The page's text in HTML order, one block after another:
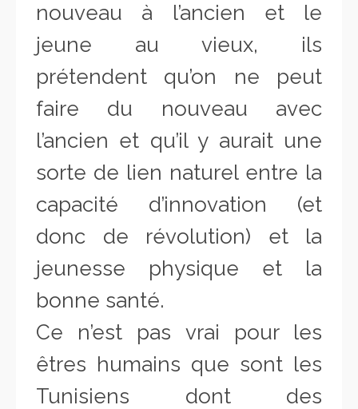
nouveau à l’ancien et le
jeune au vieux, ils
prétendent qu’on ne peut
faire du nouveau avec
l’ancien et qu’il y aurait une
sorte de lien naturel entre la
capacité d’innovation (et
donc de révolution) et la
jeunesse physique et la
bonne santé.
Ce n’est pas vrai pour les
êtres humains que sont les
Tunisiens dont des